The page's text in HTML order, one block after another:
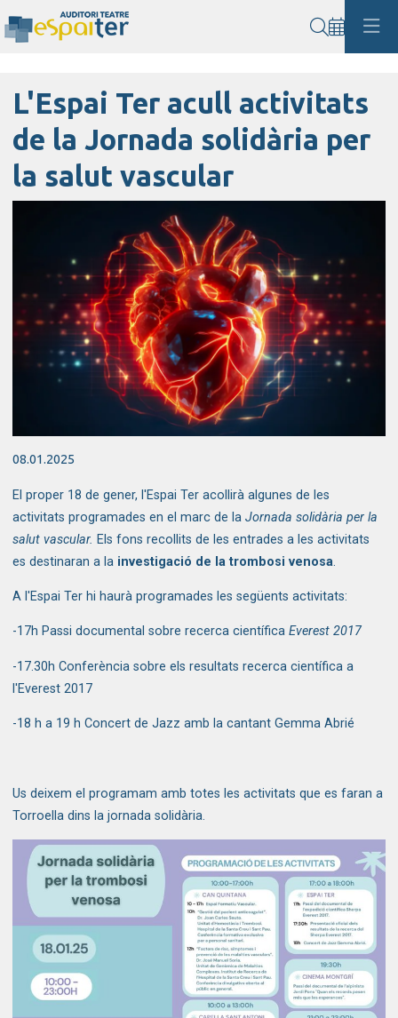
L'Espai Ter acull activitats
de la Jornada solidària per
la salut vascular
08.01.2025
El proper 18 de gener, l'Espai Ter acollirà algunes de les
activitats programades en el marc de laJornada solidària per la
salut vascular. Els fons recollits de les entrades a les activitats
es destinaran a la investigació de la trombosi venosa.
A l'Espai Ter hi haurà programades les següents activitats:
-17h Passi documental sobre recerca científicaEverest 2017
-17.30h Conferència sobre els resultats recerca científica a
l'Everest 2017
-18 h a 19 h Concert de Jazz amb la cantant Gemma Abrié
Us deixem el programam amb totes les activitats que es faran a
Torroella dins la jornada solidària.